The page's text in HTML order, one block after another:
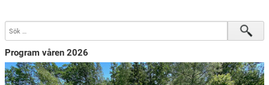
Program våren 2026